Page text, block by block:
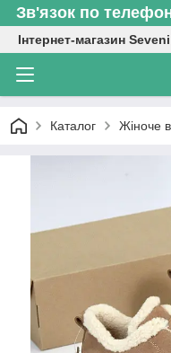
Зв'язок по
Інтернет-магазин Seveni
Каталог Жіноче